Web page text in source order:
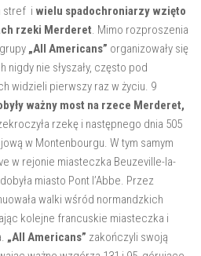
stref i wielu spadochroniarzy wzięto
rzeki Merderet. Mimo rozproszenia
„All Americans” organizowały się
nigdy nie słyszały, często pod
widzieli pierwszy raz w życiu. 9
ważny most na rzece Merderet,
rzekę i następnego dnia 505
w Montenbourgu. W tym samym
w rejonie miasteczka Beuzeville-la-
miasto Pont l’Abbe. Przez
walki wśród normandzkich
kolejne francuskie miasteczka i
„All Americans” zakończyli swoją